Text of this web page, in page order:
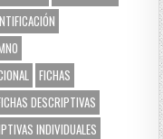
FICHAS
DESCRIPTIVAS
INDIVIDUALES